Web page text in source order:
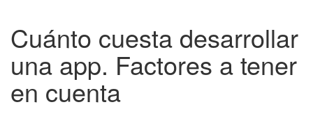
Cuánto cuesta desarrollar
una app. Factores a tener
en cuenta